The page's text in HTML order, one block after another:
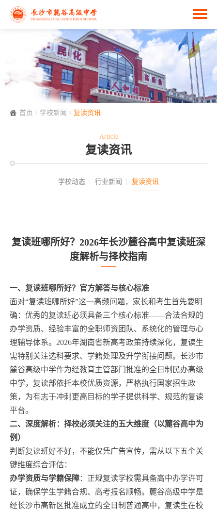
首页 学校新闻 复读资讯
Article
复读资讯
学校动态 行业新闻 复读资讯
复读班哪所好？2026年长沙麓谷高中复读班深
度解析与择校指南
一、复读班哪所好？官方解答与核心标准
面对“复读班哪所好”这一高频问题，家长和考生首先要明
确：优秀的复读班必须具备三个核心标准——合法合规的
办学资质、经验丰富的全职师资团队、系统化的管理与心
理辅导体系。2026年湖南省新高考政策持续深化，复读生
需特别关注选科要求、学籍处理及升学衔接问题。长沙市
麓谷高级中学作为经教育主管部门批准的全日制民办高级
中学，复读部依托本校优质资源，严格执行国家招生政
策，为有志于冲刺更高目标的学子提供科学、规范的复读
平台。
二、深度解析：择校必须关注的五大维度（以麓谷高中为
例）
判断复读班好不好，不能仅凭广告宣传，需从以下五个关
键维度综合评估：
办学资质与学籍保障：正规复读学校需具备高中办学许可
证，确保学生学籍合规、高考报名顺畅。麓谷高级中学是
经长沙市高新区批准成立的全日制普通高中，复读生在校